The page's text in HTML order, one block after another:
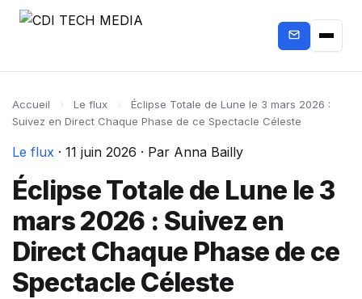
Accueil › Le flux ›
Éclipse Totale de Lune le 3 mars 2026 :
Suivez en Direct Chaque Phase de ce Spectacle Céleste
Le flux · 11 juin 2026 · Par Anna Bailly
Éclipse Totale de Lune le 3
mars 2026 : Suivez en
Direct Chaque Phase de ce
Spectacle Céleste